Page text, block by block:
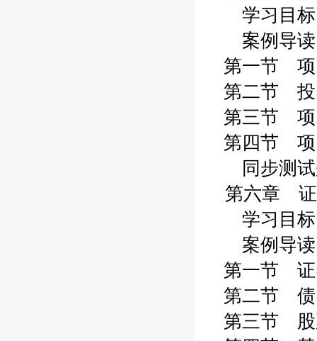
学习目标
案例导读
第一节 项
第二节 投
第三节 项
第四节 项
同步测试
第六章 证
学习目标
案例导读
第一节 证
第二节 债
第三节 股